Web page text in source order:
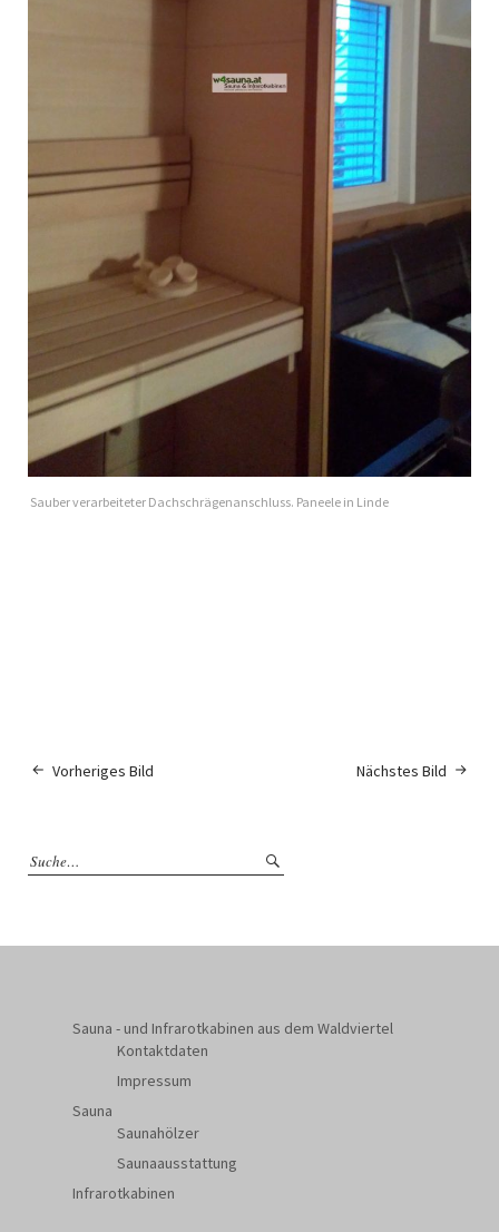
Sauber verarbeiteter Dachschrägenanschluss. Paneele in Linde
Nächstes Bild
Vorheriges Bild
Sauna - und Infrarotkabinen aus dem Waldviertel
Kontaktdaten
Impressum
Sauna
Saunahölzer
Saunaausstattung
Infrarotkabinen